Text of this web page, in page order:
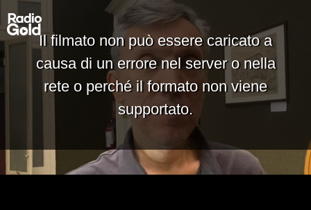
Il filmato non può essere caricato a
causa di un errore nel server o nella
rete o perché il formato non viene
supportato.